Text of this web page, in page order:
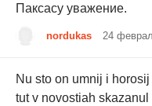
Паксасу уважение.
nordukas 24
Nu sto on umnij i
tut v novostiah